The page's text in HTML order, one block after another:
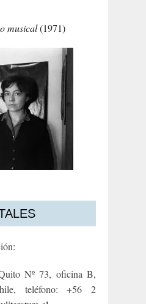
musical(1971)
Nº 73, oficina B,
teléfono: +56 2